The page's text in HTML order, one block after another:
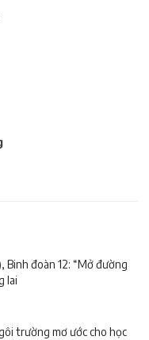
đoàn 12: “Mở đường
lai
trường mơ ước cho học